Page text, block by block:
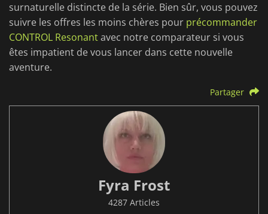
surnaturelle distincte de la série. Bien sûr, vous pouvez
suivre les offres les moins chères pour précommander
CONTROL Resonantavec notre comparateur si vous
êtes impatient de vous lancer dans cette nouvelle
aventure.
Partager
Fyra Frost
4287 Articles